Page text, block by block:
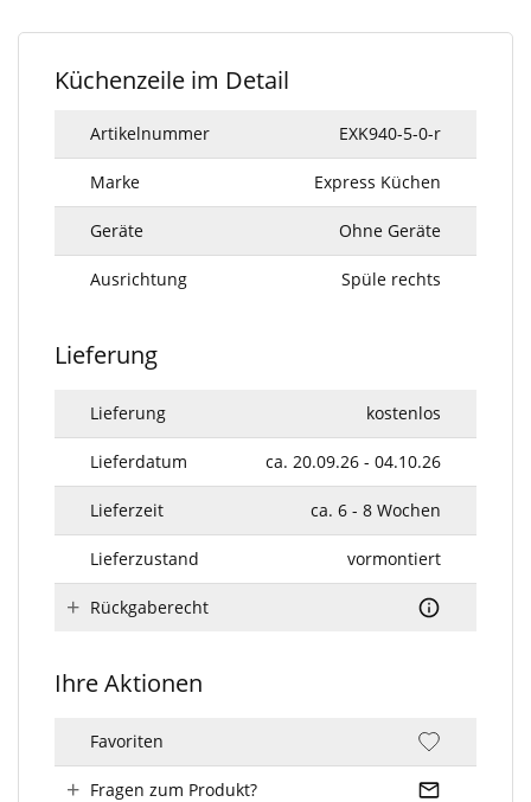
Küchenzeile im Detail
Artikelnummer EXK940-5-0-r
Marke Express Küchen
Geräte Ohne Geräte
Ausrichtung Spüle rechts
Lieferung
Lieferung kostenlos
Lieferdatum ca. 20.09.26 - 04.10.26
Lieferzeit ca. 6 - 8 Wochen
Lieferzustand vormontiert
Rückgaberecht
Ihre Aktionen
Favoriten
Fragen zum Produkt?